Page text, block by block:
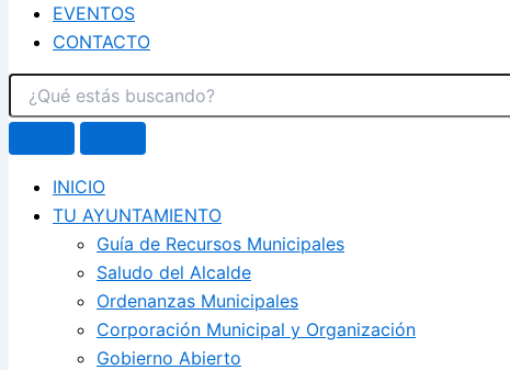
EVENTOS
CONTACTO
INICIO
TU AYUNTAMIENTO
Guía de Recursos Municipales
Saludo del Alcalde
Ordenanzas Municipales
Corporación Municipal y Organización
Gobierno Abierto